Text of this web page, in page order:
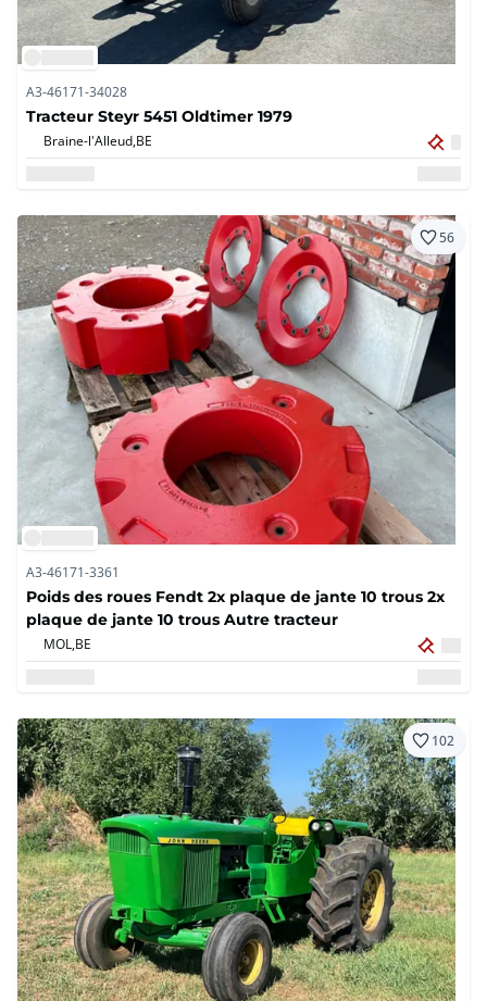
A3-46171-34028
Tracteur Steyr 5451 Oldtimer 1979
Braine-l'Alleud,BE
56
A3-46171-3361
Poids des roues Fendt 2x plaque de jante 10 trous 2x
plaque de jante 10 trous Autre tracteur
MOL,BE
102